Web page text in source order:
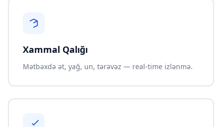
Xammal Qalığı
Mətbəxdə ət, yağ, un, tərəvəz — real-time izlənmə.